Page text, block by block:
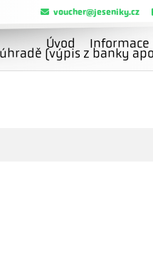
voucher@jeseniky.cz
Úvod Informace
(výpis z banky